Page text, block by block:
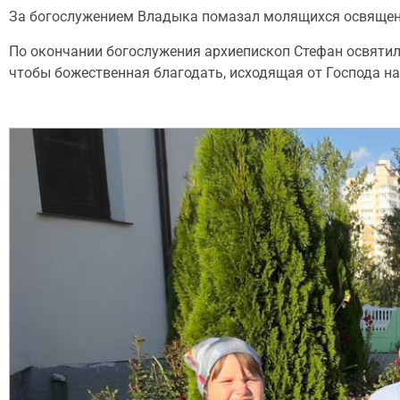
За богослужением Владыка помазал молящихся
По окончании богослужения архиепископ Стефан
чтобы божественная благодать, исходящая от Господа